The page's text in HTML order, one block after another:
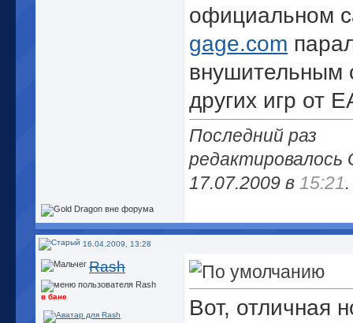
официальном
gage.com
внушительным
других игр от
Последний раз
редактировалось
17.07.2009 в 15:21.
16.04.2009, 13:28
Rash
в бане
Вот, отличная